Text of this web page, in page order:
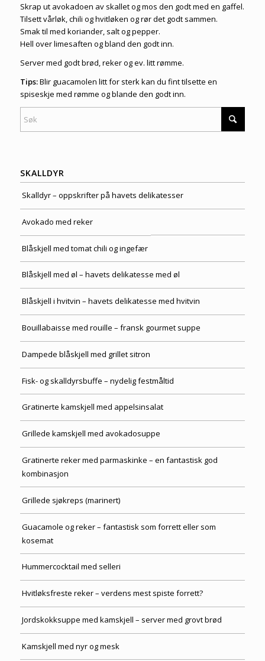
Skrap ut avokadoen av skallet og mos den godt med en gaffel.
Tilsett vårløk, chili og hvitløken og rør det godt sammen.
Smak til med koriander, salt og pepper.
Hell over limesaften og bland den godt inn.
Server med godt brød, reker og ev. litt rømme.
Tips:Blir guacamolen litt for sterk kan du fint tilsette en
spiseskje med rømme og blande den godt inn.
SKALLDYR
Skalldyr – oppskrifter på havets delikatesser
Avokado med reker
Blåskjell med tomat chili og ingefær
Blåskjell med øl – havets delikatesse med øl
Blåskjell i hvitvin – havets delikatesse med hvitvin
Bouillabaisse med rouille – fransk gourmet suppe
Dampede blåskjell med grillet sitron
Fisk- og skalldyrsbuffe – nydelig festmåltid
Gratinerte kamskjell med appelsinsalat
Grillede kamskjell med avokadosuppe
Gratinerte reker med parmaskinke – en fantastisk god
kombinasjon
Grillede sjøkreps (marinert)
Guacamole og reker – fantastisk som forrett eller som
kosemat
Hummercocktail med selleri
Hvitløksfreste reker – verdens mest spiste forrett?
Jordskokksuppe med kamskjell – server med grovt brød
Kamskjell med nyr og mesk